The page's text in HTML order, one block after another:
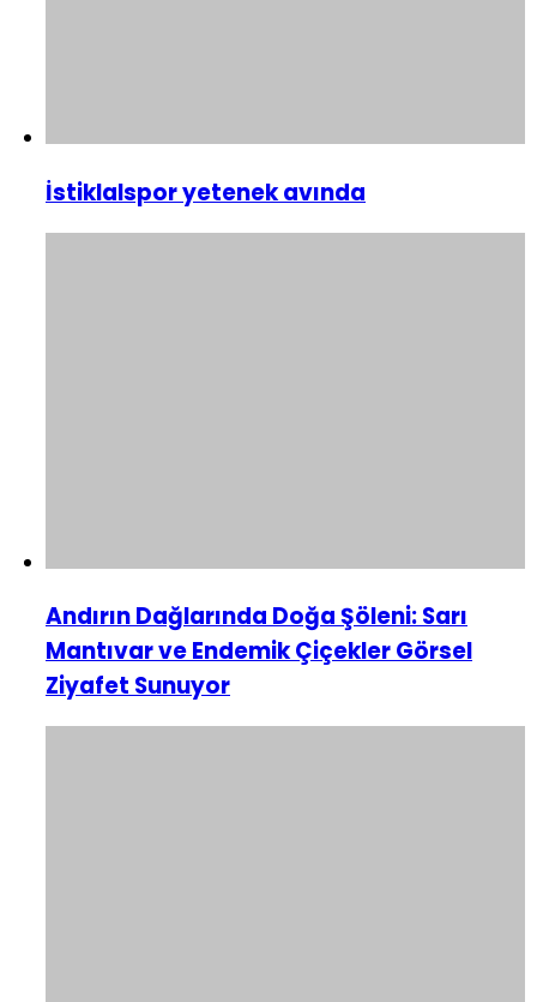
İstiklalspor yetenek avında
Andırın Dağlarında Doğa Şöleni: Sarı
Mantıvar ve Endemik Çiçekler Görsel
Ziyafet Sunuyor